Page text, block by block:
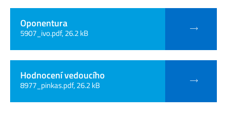
Oponentura
5907_ivo.pdf, 26.2 kB
Hodnocení vedoucího
8977_pinkas.pdf, 26.2 kB